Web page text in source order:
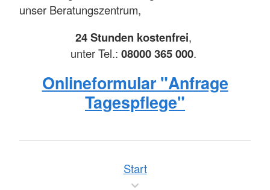
unser Beratungszentrum,
24 Stunden kostenfrei,
unter Tel.: 08000 365 000.
Onlineformular "Anfrage
Tagespflege"
Start